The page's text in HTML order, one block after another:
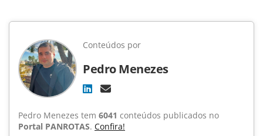
Conteúdos por
Pedro Menezes
Pedro Menezes tem 6041 conteúdos publicados no
Portal PANROTAS. Confira!